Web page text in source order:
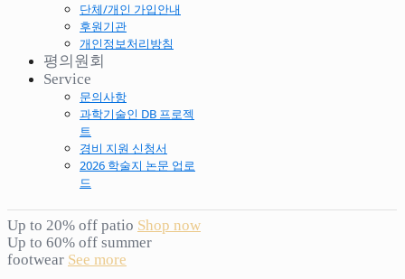
단체/개인 가입안내
후원기관
개인정보처리방침
평의원회
Service
문의사항
과학기술인 DB 프로젝
트
경비 지원 신청서
2026 학술지 논문 업로
드
Up to 20% off patio Shop now
Up to 60% off summer
footwear See more